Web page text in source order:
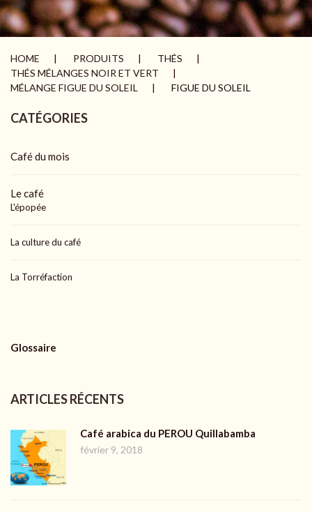
HOME PRODUITS
THÉS
THÉS MÉLANGES NOIR ET VERT
MÉLANGE FIGUE DU SOLEIL
FIGUE DU SOLEIL
CATÉGORIES
Café du mois
Le café
L'épopée
La culture du café
La Torréfaction
Glossaire
ARTICLES RÉCENTS
Café arabica du PEROU Quillabamba
février 9, 2018